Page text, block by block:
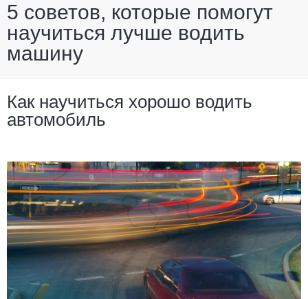
5 советов, которые помогут
научиться лучше водить
машину
Как научиться хорошо водить
автомобиль